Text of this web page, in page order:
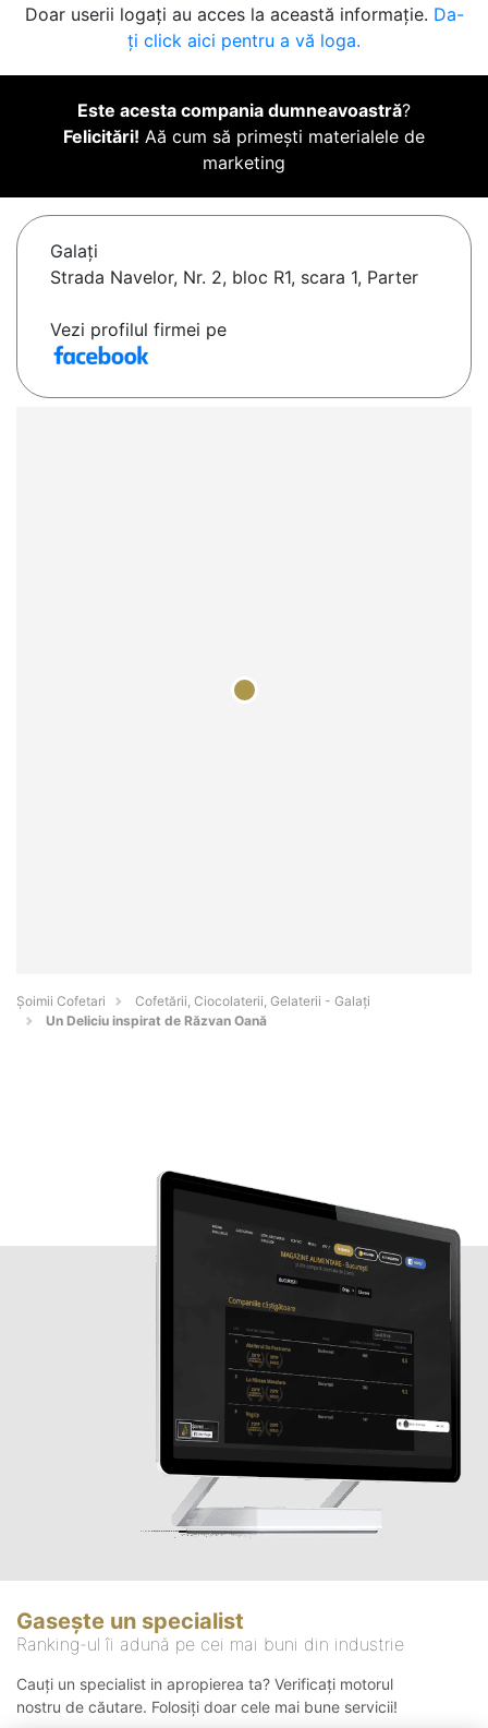
Doar userii logați au acces la această informație. Da-
ți click aici pentru a vă loga.
Este acesta compania dumneavoastră?
Felicitări! Aă cum să primești materialele de
marketing
Galaţi
Strada Navelor, Nr. 2, bloc R1, scara 1, Parter
Vezi profilul firmei pe
Șoimii Cofetari
Cofetării, Ciocolaterii, Gelaterii - Galaţi
Un Deliciu inspirat de Răzvan Oană
Gasește un specialist
Ranking-ul îi adună pe cei mai buni din industrie
Cauți un specialist in apropierea ta? Verificați motorul
nostru de căutare. Folosiți doar cele mai bune servicii!